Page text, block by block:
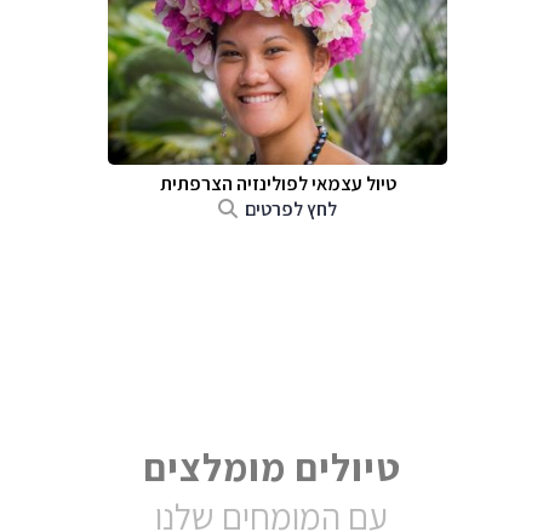
טיול עצמאי לפולינזיה הצרפתית
לחץ לפרטים
טיולים מומלצים
עם המומחים שלנו